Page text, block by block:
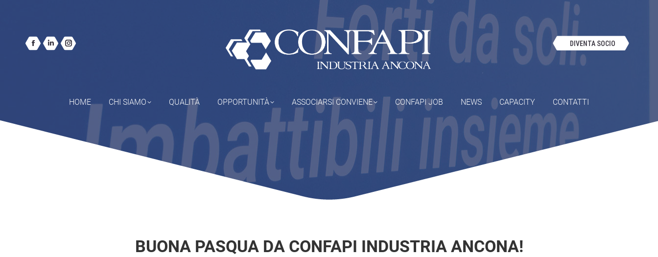
DIVENTA SOCIO
HOME CHI SIAMO QUALITÀ OPPORTUNITÀ ASSOCIARSI CONVIENE CONFAPI JOB NEWS CAPACITY CONTATTI
BUONA PASQUA DA CONFAPI INDUSTRIA ANCONA!